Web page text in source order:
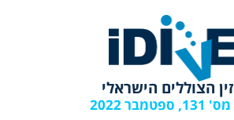
הצוללים הישראלי
2022